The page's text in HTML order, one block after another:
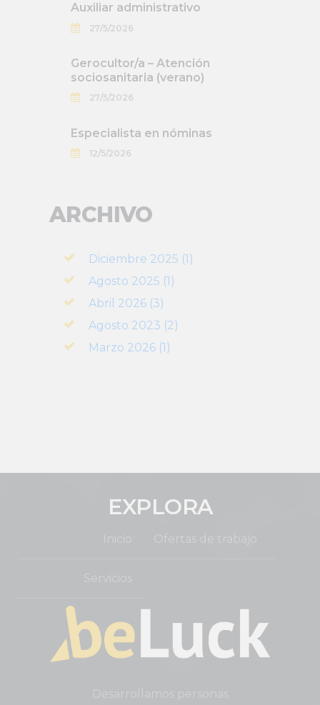
Auxiliar administrativo
27/5/2026
Gerocultor/a – Atención
sociosanitaria (verano)
27/5/2026
Especialista en nóminas
12/5/2026
ARCHIVO
Diciembre 2025 (1)
Agosto 2025 (1)
Abril 2026 (3)
Agosto 2023 (2)
Marzo 2026 (1)
EXPLORA